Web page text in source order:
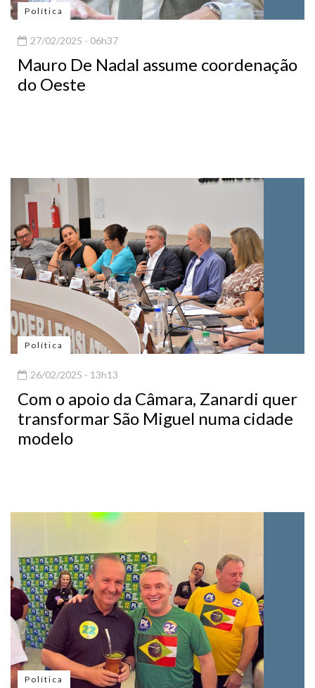
Política
27/02/2025 - 06h37
Mauro De Nadal assume coordenação
do Oeste
Política
26/02/2025 - 13h13
Com o apoio da Câmara, Zanardi quer
transformar São Miguel numa cidade
modelo
Política